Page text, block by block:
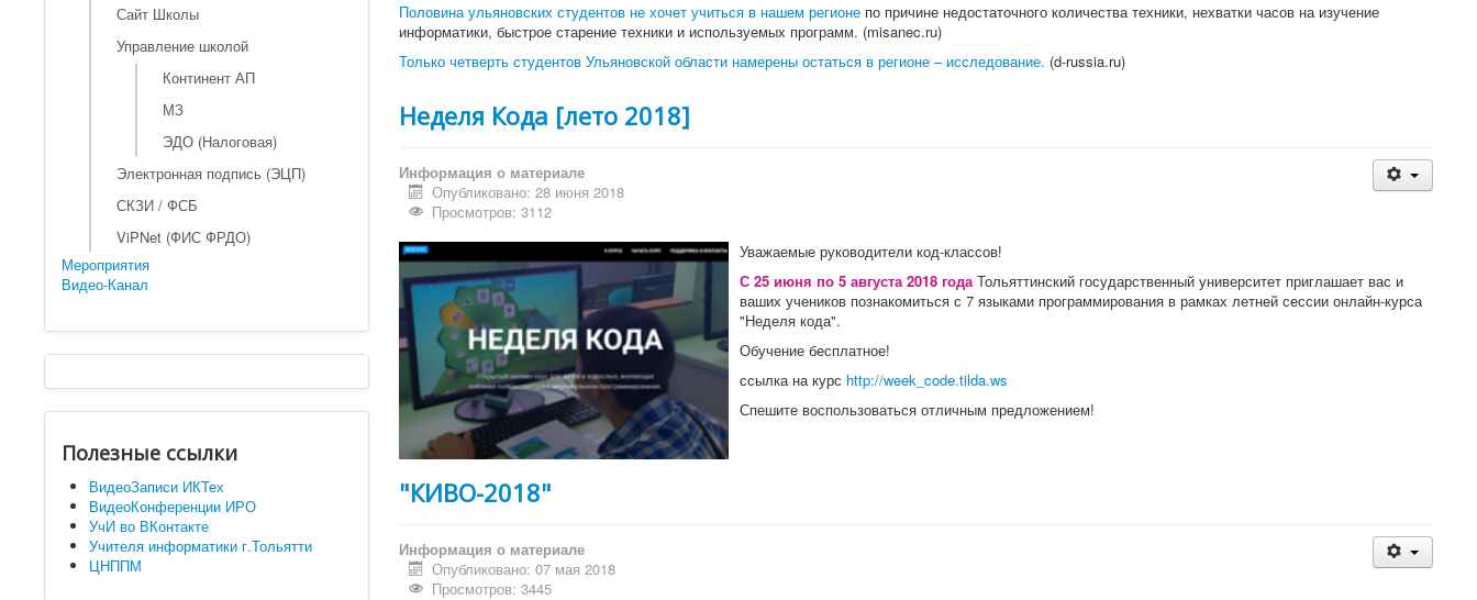
Сайт Школы
Управление школой
Континент АП
МЗ
ЭДО (Налоговая)
Электронная подпись (ЭЦП)
СКЗИ / ФСБ
ViPNet (ФИС ФРДО)
Мероприятия
Видео-Канал
Полезные ссылки
ВидеоЗаписи ИКТех
ВидеоКонференции ИРО
УчИ во ВКонтакте
Учителя информатики г.Тольятти
ЦНППМ
Половина ульяновских студентов не хочет учиться в нашем регионепо причине недостаточного количества техники, нехватки часов на изучение
информатики, быстрое старение техники и используемых программ. (misanec.ru)
Только четверть студентов Ульяновской области намерены остаться в регионе – исследование. (d-russia.ru)
Неделя Кода [лето 2018]
Информация о материале
Опубликовано: 28 июня 2018
Просмотров: 3112
Уважаемые руководители код-классов!
С 25 июня по 5 августа 2018 годаТольяттинский государственный университет приглашает вас и
ваших учеников познакомиться с 7 языками программирования в рамках летней сессии онлайн-курса
"Неделя кода".
Обучение бесплатное!
ссылка на курс http://week_code.tilda.ws
Спешите воспользоваться отличным предложением!
"КИВО-2018"
Информация о материале
Опубликовано: 07 мая 2018
Просмотров: 3445